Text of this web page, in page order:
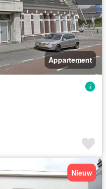
Appartement
Nieuw